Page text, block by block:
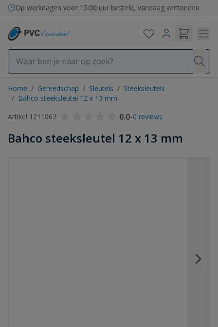
Ga naar de inhoud
Op werkdagen voor 15:00 uur besteld, vandaag verzonden
Home / Gereedschap / Sleutels / Steeksleutels
/ Bahco steeksleutel 12 x 13 mm
Artikel 1211062
0.0-0 reviews
Bahco steeksleutel 12 x 13 mm